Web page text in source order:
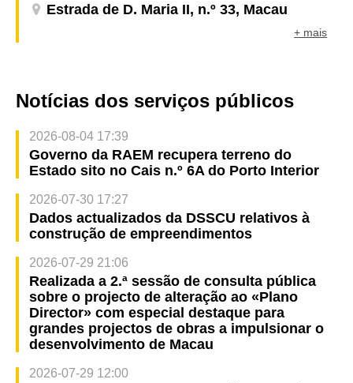
Estrada de D. Maria II, n.º 33, Macau
+ mais
Notícias dos serviços públicos
2026-08-04 17:39
Governo da RAEM recupera terreno do
Estado sito no Cais n.º 6A do Porto Interior
2026-07-30 17:27
Dados actualizados da DSSCU relativos à
construção de empreendimentos
2026-07-29 21:06
Realizada a 2.ª sessão de consulta pública
sobre o projecto de alteração ao «Plano
Director» com especial destaque para
grandes projectos de obras a impulsionar o
desenvolvimento de Macau
2026-07-29 12:00